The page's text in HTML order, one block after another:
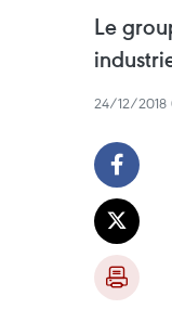
Le
24/12/2018